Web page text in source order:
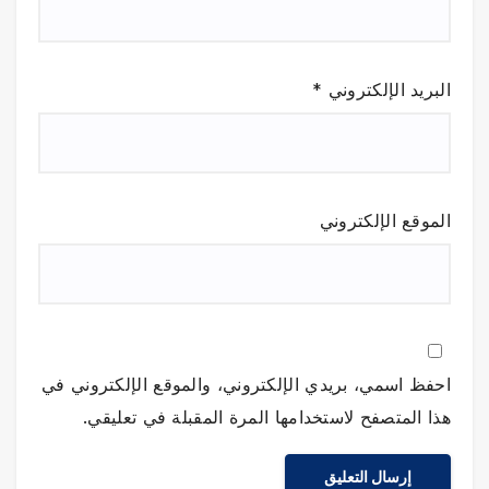
البريد الإلكتروني *
الموقع الإلكتروني
احفظ اسمي، بريدي الإلكتروني، والموقع الإلكتروني في
هذا المتصفح لاستخدامها المرة المقبلة في تعليقي.